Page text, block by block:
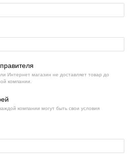
Интернет магазин не доставляет товар до
компании.
компании могут быть свои условия